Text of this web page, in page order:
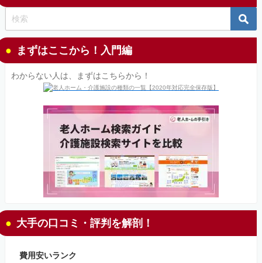
まずはここから！入門編
わからない人は、まずはこちらから！
大手の口コミ・評判を解剖！
費用安いランク